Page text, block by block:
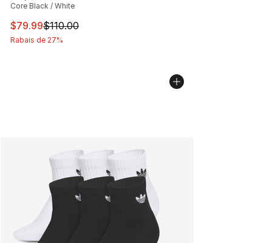
Core Black / White
Cet article est en solde. Le prix est passé de $110.00 à
$79.99$110.00
Rabais de 27%